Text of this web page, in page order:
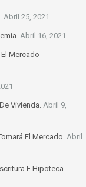
Abril 25, 2021
Abril 16, 2021
El Mercado
Vivienda. Abril 9,
El Mercado. Abril
E Hipoteca